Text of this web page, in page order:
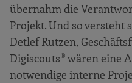
übernahm die
Projekt. Und so versteht
Detlef Rutzen,
Digiscouts® wären eine
notwendige interne